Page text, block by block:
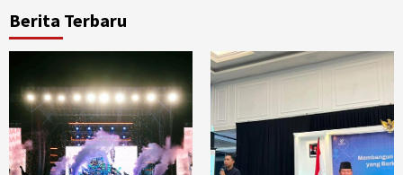
Berita Terbaru